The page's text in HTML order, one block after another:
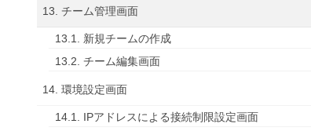
13. チーム管理画面
13.1. 新規チームの作成
13.2. チーム編集画面
14. 環境設定画面
14.1. IPアドレスによる接続制限設定画面